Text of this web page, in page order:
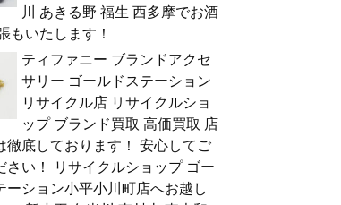
川 あきる野 福生 西多摩でお酒
もいたします！
ティファニー ブランドアクセ
サリー ゴールドステーション
リサイクル店 リサイクルショ
ップ ブランド買取 高価買取 店
徹底しております！ 安心してご
さい！ リサイクルショップ ゴー
ーション小平小川町店へお越し